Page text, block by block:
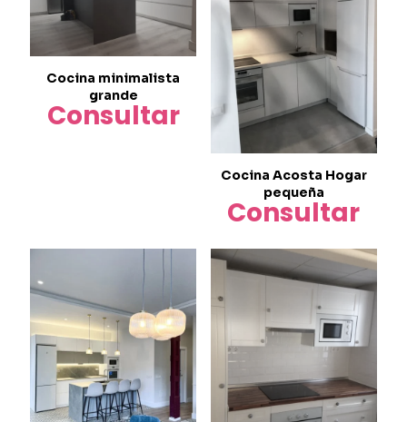
Cocina minimalista
grande
Consultar
Cocina Acosta Hogar
pequeña
Consultar